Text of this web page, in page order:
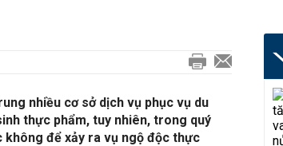
nhiều cơ sở dịch vụ phục vụ du
thực phẩm, tuy nhiên, trong quý
không để xảy ra vụ ngộ độc thực